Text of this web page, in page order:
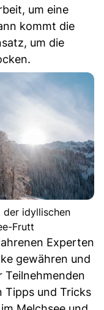
um eine
kommt die
um die
der idyllischen
Frutt
Experten
gewähren und
Teilnehmenden
Tipps und Tricks